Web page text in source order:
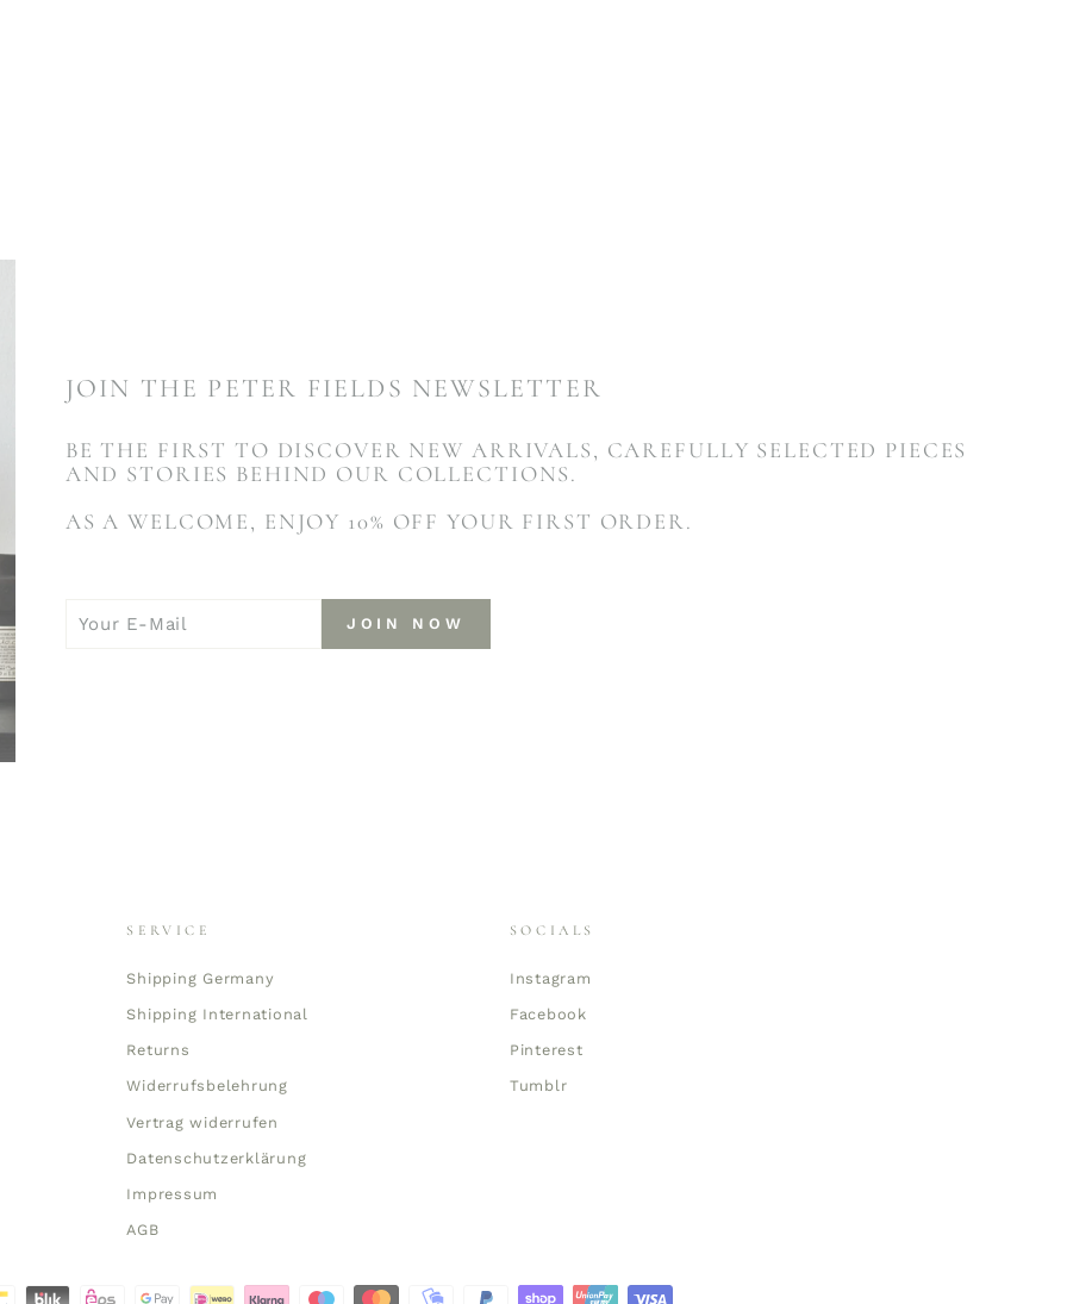
JOIN THE PETER FIELDS NEWSLETTER
BE THE FIRST TO DISCOVER NEW ARRIVALS, CAREFULLY SELECTED PIECES
AND STORIES BEHIND OUR COLLECTIONS.
AS A WELCOME, ENJOY 10% OFF YOUR FIRST ORDER.
E-
NOW
JOIN NOW
SERVICE
Shipping Germany
Shipping International
Returns
Widerrufsbelehrung
Vertrag widerrufen
Datenschutzerklärung
Impressum
AGB
SOCIALS
Instagram
Facebook
Pinterest
Tumblr